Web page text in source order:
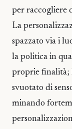
per raccogliere
La
spazzato via i
la politica in
proprie finalità;
svuotato di
minando